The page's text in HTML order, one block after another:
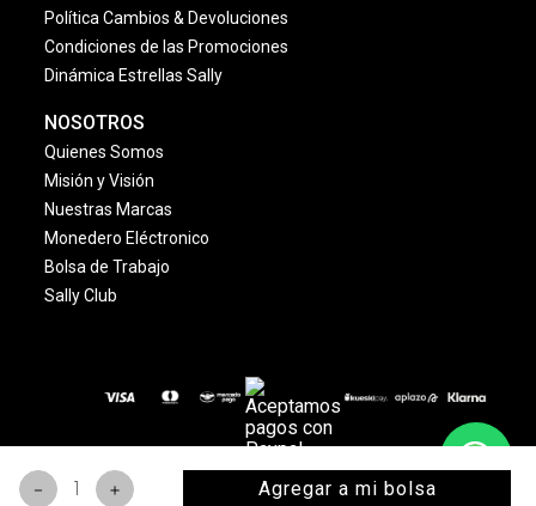
＋
－ Agregar a mi bolsa
Política Cambios & Devoluciones
Condiciones de las Promociones
Dinámica Estrellas Sally
NOSOTROS
Quienes Somos
Misión y Visión
Nuestras Marcas
Monedero Eléctronico
Bolsa de Trabajo
Sally Club
© 2024 Copyright. Todos los derechos reservados
www.sallybeauty.com.mx. | Marca registrada.